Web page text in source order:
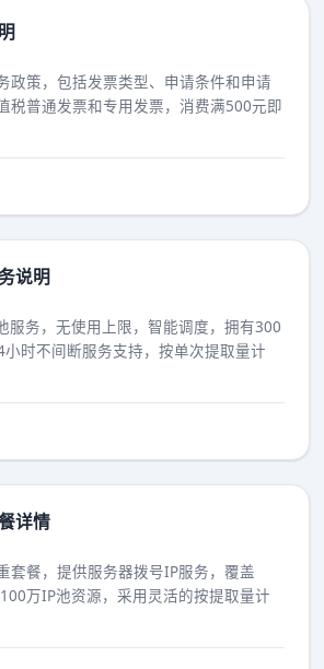
政策，包括发票类型、申请条件和申请
税普通发票和专用发票，消费满500元即
说明
服务，无使用上限，智能调度，拥有300
时不间断服务支持，按单次提取量计
详情
套餐，提供服务器拨号IP服务，覆盖
万IP池资源，采用灵活的按提取量计